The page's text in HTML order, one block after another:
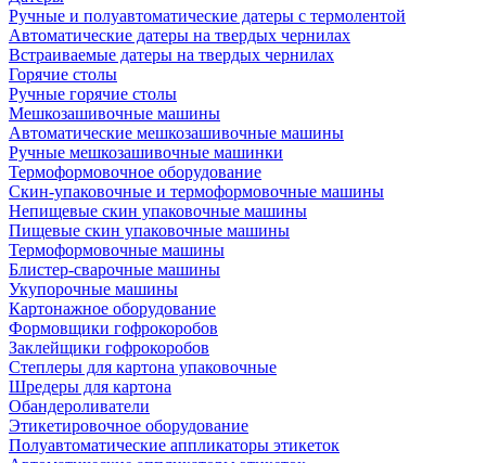
Ручные и полуавтоматические датеры с термолентой
Автоматические датеры на твердых чернилах
Встраиваемые датеры на твердых чернилах
Горячие столы
Ручные горячие столы
Мешкозашивочные машины
Автоматические мешкозашивочные машины
Ручные мешкозашивочные машинки
Термоформовочное оборудование
Скин-упаковочные и термоформовочные машины
Непищевые скин упаковочные машины
Пищевые скин упаковочные машины
Термоформовочные машины
Блистер-сварочные машины
Укупорочные машины
Картонажное оборудование
Формовщики гофрокоробов
Заклейщики гофрокоробов
Степлеры для картона упаковочные
Шредеры для картона
Обандероливатели
Этикетировочное оборудование
Полуавтоматические аппликаторы этикеток